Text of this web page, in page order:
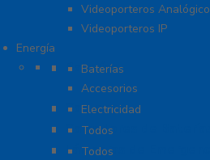
Videoporteros
Videoporteros IP
Energía
Baterías
Baterías
Accesorios
Cables
Electricidad
Cargadores de Baterías
Todos
Lámparas de
Todos